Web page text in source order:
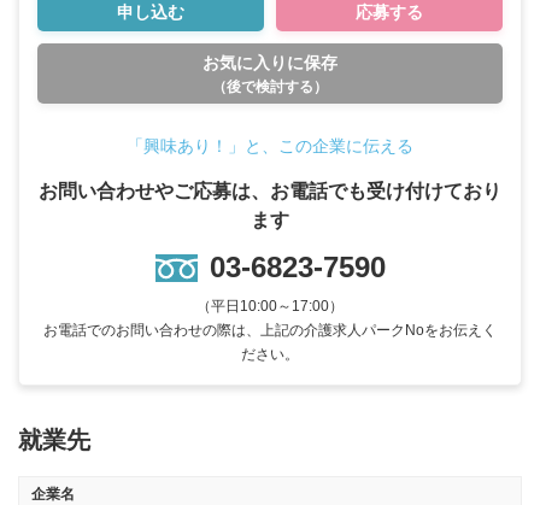
申し込む
応募する
お気に入りに保存
（後で検討する）
「興味あり！」と、この企業に伝える
お問い合わせやご応募は、お電話でも受け付けており
ます
03-6823-7590
（平日10:00～17:00）
お電話でのお問い合わせの際は、上記の介護求人パークNoをお伝えく
ださい。
就業先
企業名